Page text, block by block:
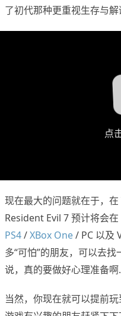
了初代那种更重视生存与解
点
现在最大的问题就在于，在
Resident Evil 7 预计将会
PS4/XBox One/ PC 以及
多“可怕”的朋友，可以去
说，真的要做好心理准备
当然，你现在就可以提前